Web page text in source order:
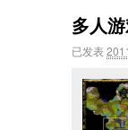
多人
已发表